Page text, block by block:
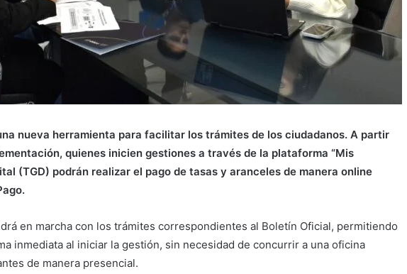
nueva herramienta para facilitar los trámites de los ciudadanos. A partir
quienes inicien gestiones a través de la plataforma “Mis
(TGD) podrán realizar el pago de tasas y aranceles de manera online
en marcha con los trámites correspondientes al Boletín Oficial, permitiendo
inmediata al iniciar la gestión, sin necesidad de concurrir a una oficina
de manera presencial.